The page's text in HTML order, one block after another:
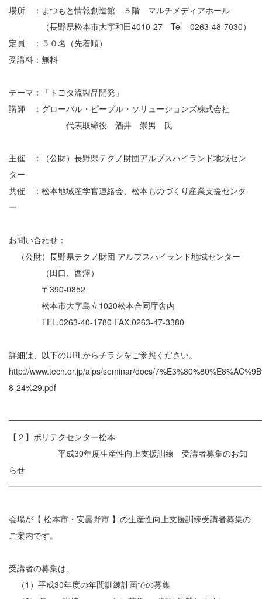
場所 ：まつもと情報創造館 ５階 マルチメディアホール
（長野県松本市大字和田4010-27 Tel 0263-48-7030）
定員 ：５０名（先着順）
受講料：無料
テーマ：「トヨタ流製品開発」
講師 ：グローバル・ピープル・ソリューションズ株式会社
代表取締役 酒井 崇男 氏
主催 ：（公財）長野県テクノ財団アルプスハイランド地域セン
ター
共催 ：松本地域産学官連絡会、松本ものづくり産業支援センタ
ー
お問い合わせ：
（公財）長野県テクノ財団 アルプスハイランド地域センター
（田口、西澤）
〒390-0852
松本市大字島立1020松本合同庁舎内
TEL.0263-40-1780 FAX.0263-47-3380
詳細は、以下のURLからチラシをご参照ください。
http://www.tech.or.jp/alps/seminar/docs/
8-24%29.pdf
【２】ポリテクセンター松本
平成30年度生産性向上支援訓練 受講者募集のお知
らせ
会場が【 松本市・安曇野市 】の生産性向上支援訓練受講者募集の
ご案内です。
受講者の募集は、
（1）平成30年度の年間訓練計画での募集